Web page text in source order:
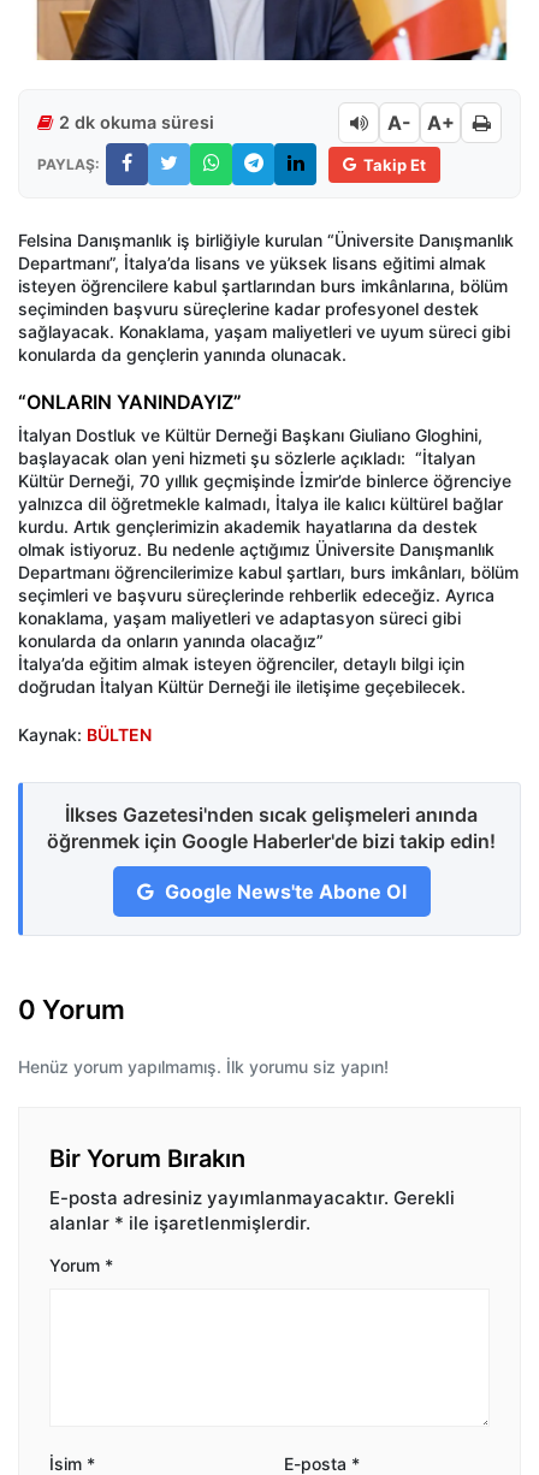
2 dk okuma süresi A- A+
PAYLAŞ: Takip Et
Felsina Danışmanlık iş birliğiyle kurulan “Üniversite Danışmanlık
Departmanı”, İtalya’da lisans ve yüksek lisans eğitimi almak
isteyen öğrencilere kabul şartlarından burs imkânlarına, bölüm
seçiminden başvuru süreçlerine kadar profesyonel destek
sağlayacak. Konaklama, yaşam maliyetleri ve uyum süreci gibi
konularda da gençlerin yanında olunacak.
“ONLARIN YANINDAYIZ”
İtalyan Dostluk ve Kültür Derneği Başkanı Giuliano Gloghini,
başlayacak olan yeni hizmeti şu sözlerle açıkladı: “İtalyan
Kültür Derneği, 70 yıllık geçmişinde İzmir’de binlerce öğrenciye
yalnızca dil öğretmekle kalmadı, İtalya ile kalıcı kültürel bağlar
kurdu. Artık gençlerimizin akademik hayatlarına da destek
olmak istiyoruz. Bu nedenle açtığımız Üniversite Danışmanlık
Departmanı öğrencilerimize kabul şartları, burs imkânları, bölüm
seçimleri ve başvuru süreçlerinde rehberlik edeceğiz. Ayrıca
konaklama, yaşam maliyetleri ve adaptasyon süreci gibi
konularda da onların yanında olacağız”
İtalya’da eğitim almak isteyen öğrenciler, detaylı bilgi için
doğrudan İtalyan Kültür Derneği ile iletişime geçebilecek.
Kaynak: BÜLTEN
İlkses Gazetesi'nden sıcak gelişmeleri anında
öğrenmek için Google Haberler'de bizi takip edin!
Google News'te Abone Ol
0 Yorum
Henüz yorum yapılmamış. İlk yorumu siz yapın!
Bir Yorum Bırakın
E-posta adresiniz yayımlanmayacaktır. Gerekli
alanlar * ile işaretlenmişlerdir.
Yorum *
İsim * E-posta *